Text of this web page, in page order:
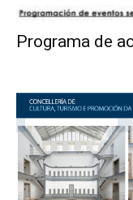
Programa de